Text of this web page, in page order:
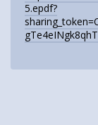
5.epdf?